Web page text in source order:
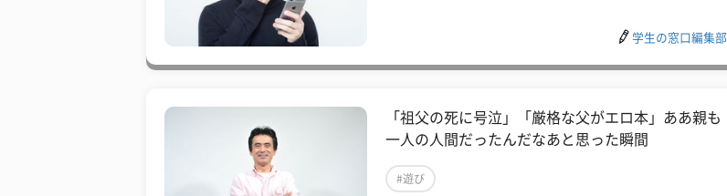
学生の窓口編集部
「祖父の死に号泣」「厳格な父がエロ本」ああ親も
一人の人間だったんだなあと思った瞬間
#遊び